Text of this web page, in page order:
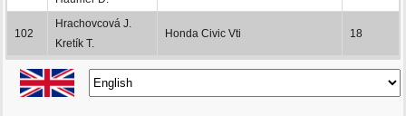
102
Hrachovcová J.
Kretík T.
Honda Civic Vti 18